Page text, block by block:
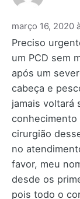
março 16, 2020
Preciso
um PCD sem
após um
cabeça e
jamais voltará
conhecimento
cirurgião
no
favor, meu
desde os
pois todo o